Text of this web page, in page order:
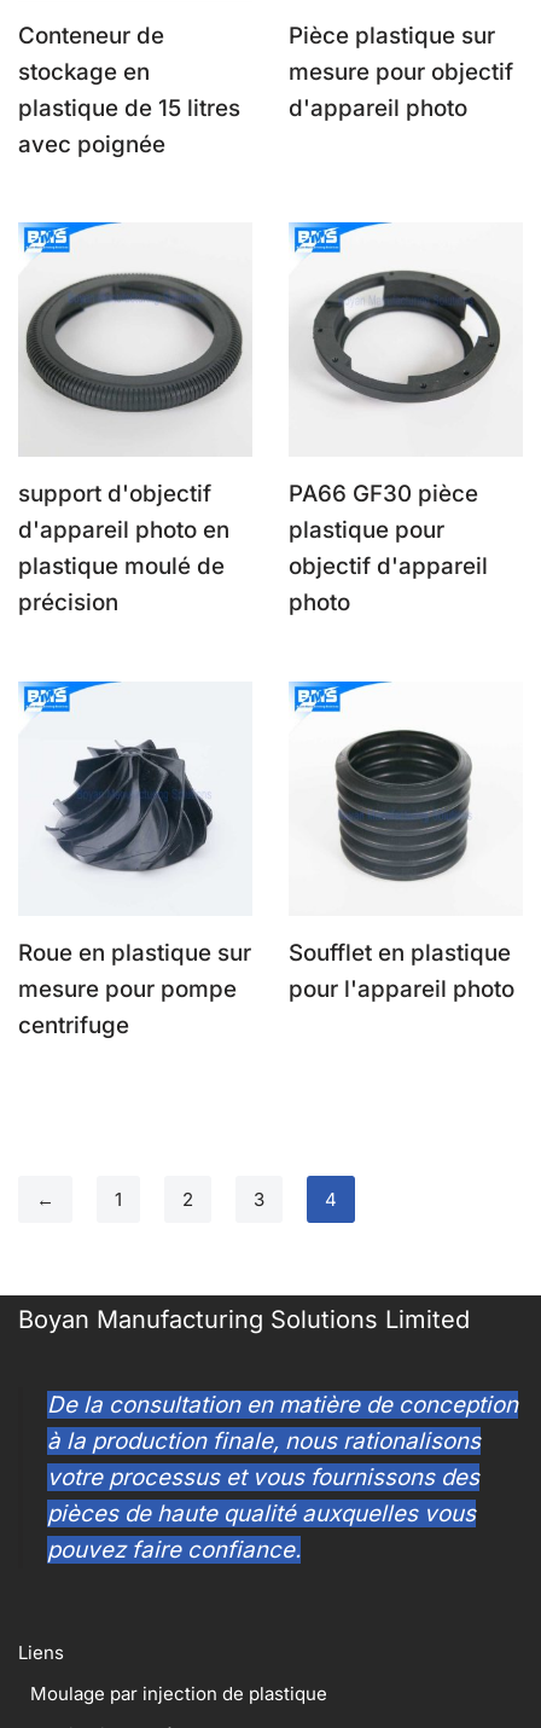
Conteneur de
stockage en
plastique de 15 litres
avec poignée
Pièce plastique sur
mesure pour objectif
d'appareil photo
support d'objectif
d'appareil photo en
plastique moulé de
précision
PA66 GF30 pièce
plastique pour
objectif d'appareil
photo
Roue en plastique sur
mesure pour pompe
centrifuge
Soufflet en plastique
pour l'appareil photo
← 1 2 3 4
Boyan Manufacturing Solutions Limited
De la consultation en matière de conception
à la production finale, nous rationalisons
votre processus et vous fournissons des
pièces de haute qualité auxquelles vous
pouvez faire confiance.
Liens
Moulage par injection de plastique